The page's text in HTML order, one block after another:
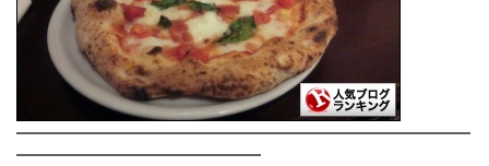
――――――――――――――――――――――――――
――――――――――――――